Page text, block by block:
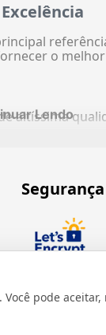
pode
o
altíssima
Lendo